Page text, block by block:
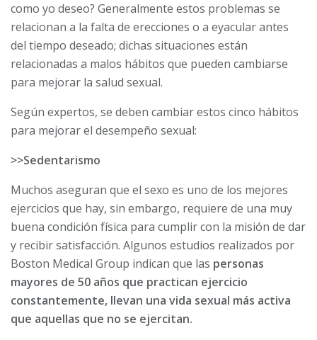
como yo deseo? Generalmente estos problemas se
relacionan a la falta de erecciones o a eyacular antes
del tiempo deseado; dichas situaciones están
relacionadas a malos hábitos que pueden cambiarse
para mejorar la salud sexual.
Según expertos, se deben cambiar estos cinco hábitos
para mejorar el desempeño sexual:
>>Sedentarismo
Muchos aseguran que el sexo es uno de los mejores
ejercicios que hay, sin embargo, requiere de una muy
buena condición física para cumplir con la misión de dar
y recibir satisfacción. Algunos estudios realizados por
Boston Medical Group indican que las personas
mayores de 50 años que practican ejercicio
constantemente, llevan una vida sexual más activa
que aquellas que no se ejercitan.